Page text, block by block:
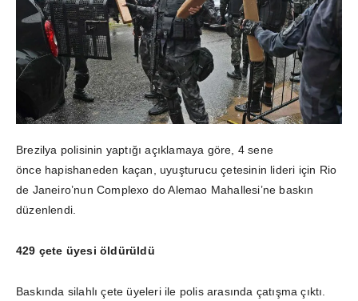
Brezilya polisinin yaptığı açıklamaya göre, 4 sene
önce hapishaneden kaçan, uyuşturucu çetesinin lideri için Rio
de Janeiro’nun Complexo do Alemao Mahallesi’ne baskın
düzenlendi.
429 çete üyesi öldürüldü
Baskında silahlı çete üyeleri ile polis arasında çatışma çıktı.